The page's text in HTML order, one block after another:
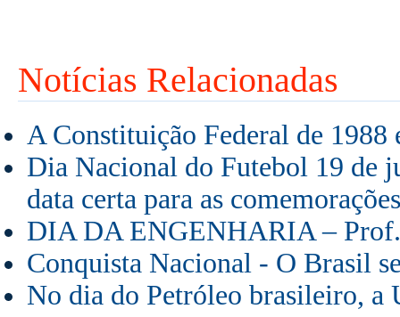
Notícias Relacionadas
A Constituição Federal de
Dia Nacional do Futebol 19 de
data certa para as
DIA DA ENGENHARIA –
Conquista Nacional - O Brasil
No dia do Petróleo brasileiro, a